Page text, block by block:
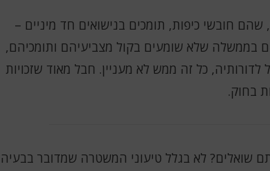
שהם חובשי כיפות, תומכים בנישואים חד מיניים –
בממשלה שלא שומעים בקול מצביעיהם ותומכיהם,
כל זה ממש לא מעניין. חבל מאוד שזכויות
בחוק.
אתם שואלים? לא בגלל טיעוני המשטרה שמדובר בבעיה